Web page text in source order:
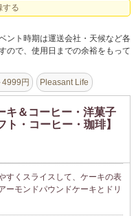
する
ント時期は運送会社・天候など各
ので、使用日までの余裕をもって
円 Pleasant Life
キ＆コーヒー・洋菓子
・コーヒー・珈琲】
すくスライスして、ケーキの表
ーモンドパウンドケーキとドリ